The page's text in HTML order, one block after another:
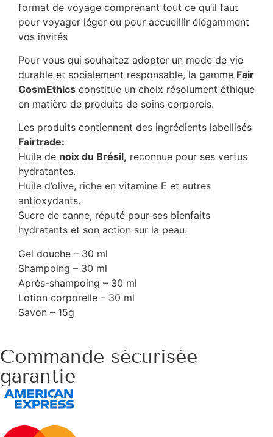
format de voyage comprenant tout ce qu’il faut
pour voyager léger ou pour accueillir élégamment
vos invités
Pour vous qui souhaitez adopter un mode de vie
durable et socialement responsable, la gamme Fair
CosmEthics constitue un choix résolument éthique
en matière de produits de soins corporels.
Les produits contiennent des ingrédients labellisés
Fairtrade:
Huile de noix du Brésil, reconnue pour ses vertus
hydratantes.
Huile d’olive, riche en vitamine E et autres
antioxydants.
Sucre de canne, réputé pour ses bienfaits
hydratants et son action sur la peau.
Gel douche – 30 ml
Shampoing – 30 ml
Après-shampoing – 30 ml
Lotion corporelle – 30 ml
Savon – 15g
Commande sécurisée
garantie